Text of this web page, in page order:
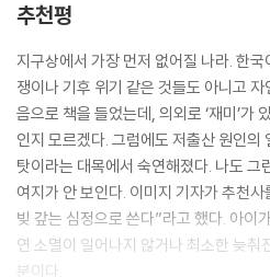
일’이 무서운 일이 되어버리는 것은 결코
상, 육아포비아」 중에서
육아는 돌발 상황의 연속이다. 엄마, 아
야 한다고 배탈이 나서 토하고 몸져누웠
아올 때까지 더는 토하지 말고 기다려
출근 전인 오전 8시 이전이나 퇴근 후인
요구할 순 없는 노릇이다.
--- 「2부 육아포비아의 기원 「아이 키울
0.75명을 찍고 난 후 저출산은 새로운 펜
고 있다. 『육아포비아를 넘어서: 4자녀
민국』은 네 자녀를 낳고 양육하며 17년
간의 저출산 취재와 35명의 시민 취재
의 위기를 ‘육아포비아’ 현상으로 규정
책은 이제껏 저출산 담론이 주목하지 않
바로 실제 출산과 육아의 기로에서 고민
지는 17년간 국내 주요 일간지 동아일보
온 커리어 우먼이다. 역설적으로 다둥이
키우기 힘든 우리나라 현실에 깊이 공감
추천평
지구상에서 가장 먼저 없어질 나라. 한
쟁이나 기후 위기 같은 것들도 아니고
음으로 책을 들었는데, 의외로 ‘재미’가
인지 모르겠다. 그럼에도 저출산 원인의
탓이라는 대목에서 숙연해졌다. 나도 그
여지가 안 보인다. 이미지 기자가 추천
빚 갚는 심정으로 쓴다”라고 했다. 아이
연 소멸이 일어나지 않거나 최소한 늦춰
분이다.